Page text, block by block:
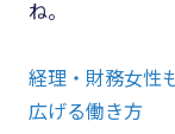
ね。
経理・財務女性
広げる働き方